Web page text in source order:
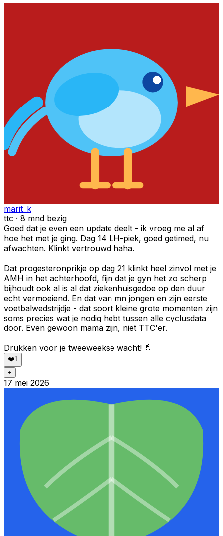
marit_k
ttc · 8 mnd bezig
Goed dat je even een update deelt - ik vroeg me al af
hoe het met je ging. Dag 14 LH-piek, goed getimed, nu
afwachten. Klinkt vertrouwd haha.
Dat progesteronprikje op dag 21 klinkt heel zinvol met je
AMH in het achterhoofd, fijn dat je gyn het zo scherp
bijhoudt ook al is al dat ziekenhuisgedoe op den duur
echt vermoeiend. En dat van mn jongen en zijn eerste
voetbalwedstrijdje - dat soort kleine grote momenten zijn
soms precies wat je nodig hebt tussen alle cyclusdata
door. Even gewoon mama zijn, niet TTC'er.
Drukken voor je tweeweekse wacht! 🤞
❤️1
+
17 mei 2026